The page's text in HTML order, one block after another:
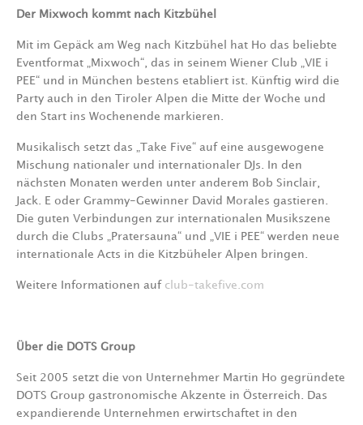
Der Mixwoch kommt nach Kitzbühel
Mit im Gepäck am Weg nach Kitzbühel hat Ho das beliebte
Eventformat „Mixwoch“, das in seinem Wiener Club „VIE i
PEE“ und in München bestens etabliert ist. Künftig wird die
Party auch in den Tiroler Alpen die Mitte der Woche und
den Start ins Wochenende markieren.
Musikalisch setzt das „Take Five“ auf eine ausgewogene
Mischung nationaler und internationaler DJs. In den
nächsten Monaten werden unter anderem Bob Sinclair,
Jack. E oder Grammy-Gewinner David Morales gastieren.
Die guten Verbindungen zur internationalen Musikszene
durch die Clubs „Pratersauna“ und „VIE i PEE“ werden neue
internationale Acts in die Kitzbüheler Alpen bringen.
Weitere Informationen auf club-takefive.com
Über die DOTS Group
Seit 2005 setzt die von Unternehmer Martin Ho gegründete
DOTS Group gastronomische Akzente in Österreich. Das
expandierende Unternehmen erwirtschaftet in den